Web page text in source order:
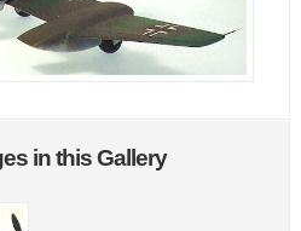
in this Gallery